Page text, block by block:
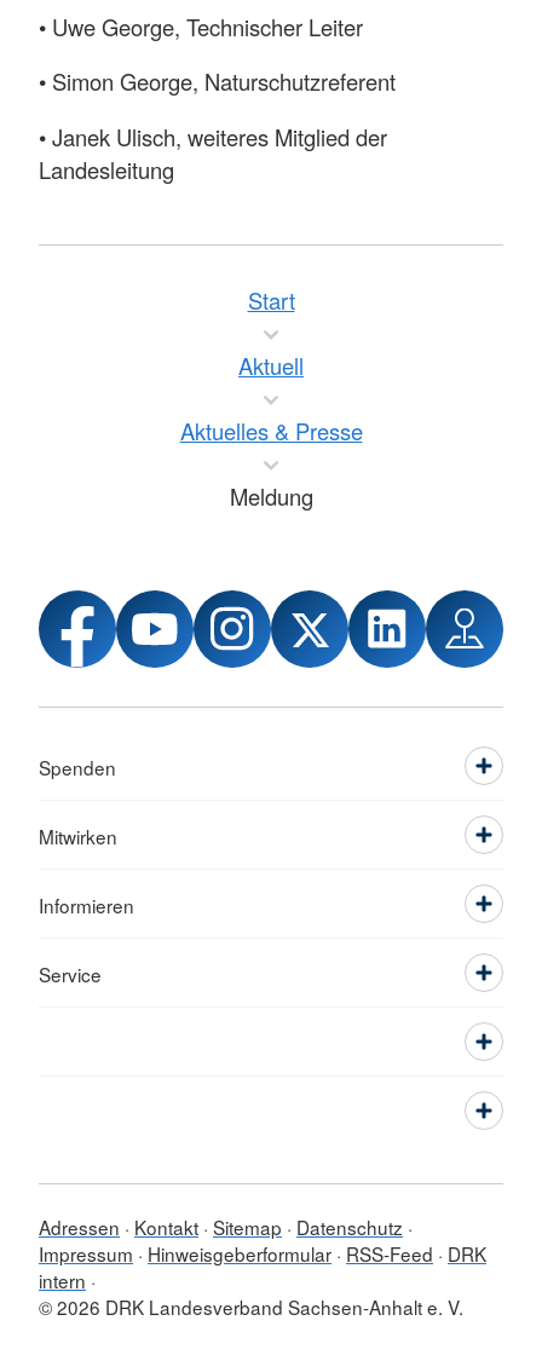
• Uwe George, Technischer Leiter
• Simon George, Naturschutzreferent
• Janek Ulisch, weiteres Mitglied der
Landesleitung
Start
Aktuell
Aktuelles & Presse
Meldung
Spenden
Mitwirken
Informieren
Service
Adressen Kontakt Sitemap
Datenschutz
Impressum
Hinweisgeberformular RSS-Feed
DRK
intern
© 2026 DRK Landesverband Sachsen-Anhalt e. V.